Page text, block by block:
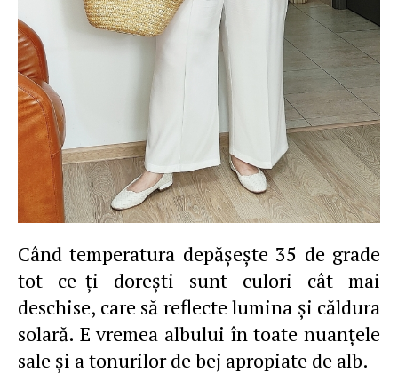
Când temperatura depăşeşte 35 de grade
tot ce-ţi doreşti sunt culori cât mai
deschise, care să reflecte lumina şi căldura
solară. E vremea albului în toate nuanţele
sale şi a tonurilor de bej apropiate de alb.